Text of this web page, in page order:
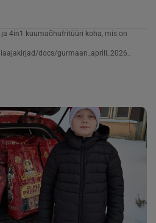
4in1 kuumaõhufritüüri koha, mis on
docs/gurmaan_aprill_2026_